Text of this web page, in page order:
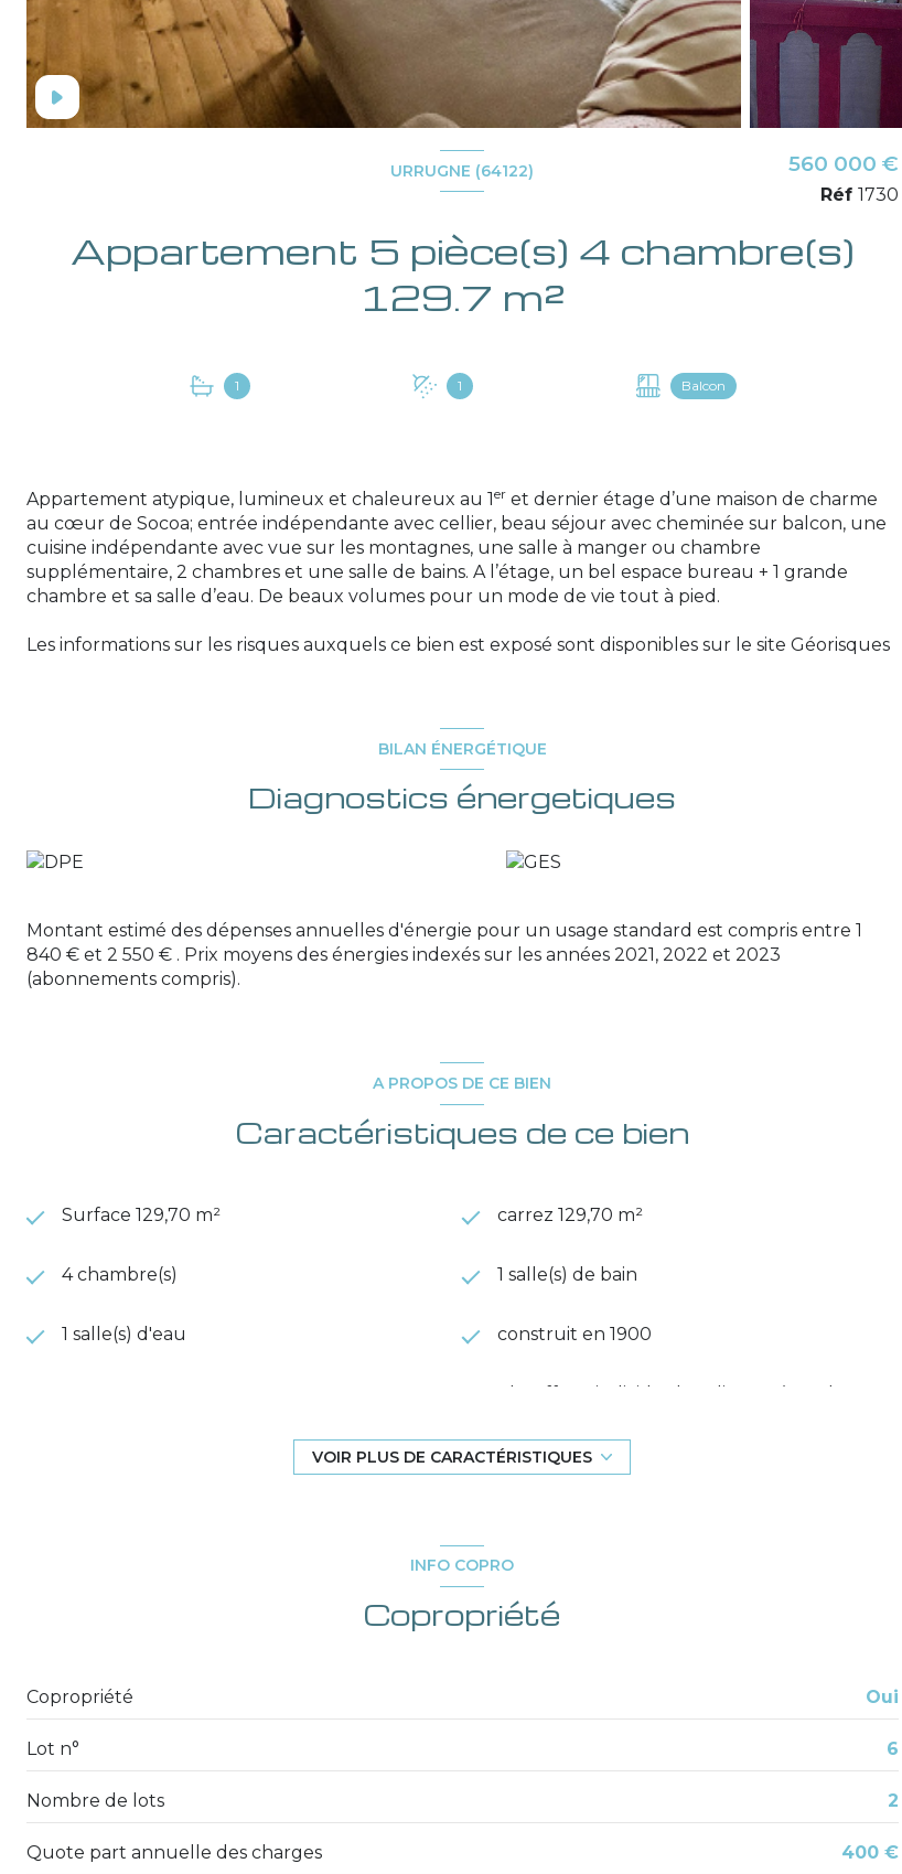
URRUGNE (64122)
Appartement 5 pièce(s) 4 chambre(s)
129.7 m²
1 1 Balcon
560 000 €
Réf 1730
Appartement atypique, lumineux et chaleureux au 1 er et dernier étage d’une maison de charme
au cœur de Socoa; entrée indépendante avec cellier, beau séjour avec cheminée sur balcon, une
cuisine indépendante avec vue sur les montagnes, une salle à manger ou chambre
supplémentaire, 2 chambres et une salle de bains. A l’étage, un bel espace bureau + 1 grande
chambre et sa salle d’eau. De beaux volumes pour un mode de vie tout à pied.
Les informations sur les risques auxquels ce bien est exposé sont disponibles sur le site Géorisques
BILAN ÉNERGÉTIQUE
Diagnostics énergetiques
Montant estimé des dépenses annuelles d'énergie pour un usage standard est compris entre 1
840 € et 2 550 € . Prix moyens des énergies indexés sur les années 2021, 2022 et 2023
(abonnements compris).
A PROPOS DE CE BIEN
Caractéristiques de ce bien
Surface 129,70 m² carrez 129,70 m²
4 chambre(s) 1 salle(s) de bain
1 salle(s) d'eau construit en 1900
Chauffage individuel : radiateur (gaz de
2 niveau(x)
balcon
VOIR PLUS DE CARACTÉRISTIQUES
INFO COPRO
Copropriété
Copropriété Oui
Lot n° 6
Nombre de lots 2
Quote part annuelle des charges 400 €